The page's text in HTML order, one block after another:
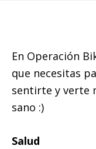
En Operación
que necesitas
sentirte y verte
sano :)
Salud